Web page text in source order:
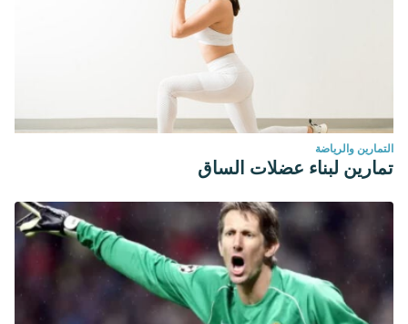
التمارين والرياضة
تمارين لبناء عضلات الساق